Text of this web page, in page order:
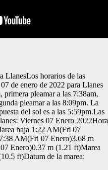
LlanesLos horarios de las
de enero de 2022 para Llanes
primera pleamar a las 7:38am,
pleamar a las 8:09pm. La
del sol es a las 5:59pm.Las
Viernes 07 Enero 2022Hora
baja 1:22 AM(Fri 07
AM(Fri 07 Enero)3.68 m
Enero)0.37 m (1.21 ft)Marea
ft)Datum de la marea: